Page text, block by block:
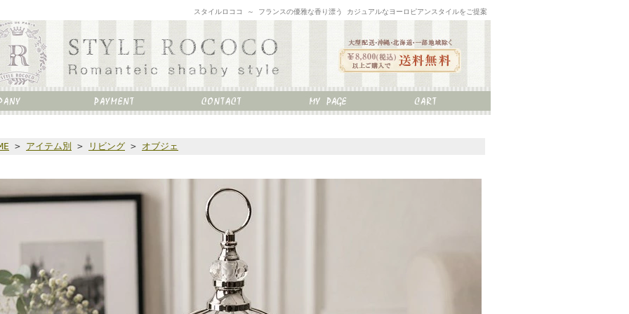
スタイルロココ ～ フランスの優雅な香り漂う カジュアルなヨーロピアンスタイルをご提案
> アイテム別 > リビング > オブジェ